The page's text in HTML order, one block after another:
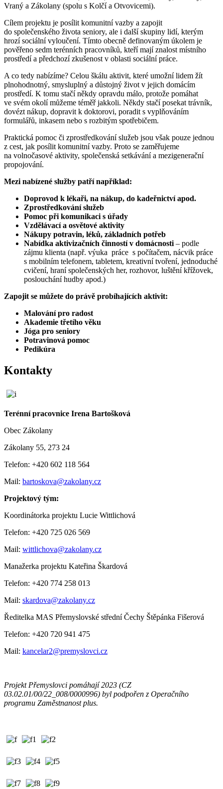
Vraný a Zákolany (spolu s Kolčí a Otvovicemi).
Cílem projektu je posílit komunitní vazby a zapojit
do společenského života seniory, ale i další skupiny lidí, kterým
hrozí sociální vyloučení. Tímto obecně definovaným úkolem je
pověřeno sedm terénních pracovníků, kteří mají znalost místního
prostředí a předchozí zkušenost v oblasti sociální práce.
A co tedy nabízíme? Celou škálu aktivit, které umožní lidem žít
plnohodnotný, smysluplný a důstojný život v jejich domácím
prostředí. K tomu stačí někdy opravdu málo, protože pomáhat
ve svém okolí můžeme téměř jakkoli. Někdy stačí posekat trávník,
dovézt nákup, dopravit k doktorovi, poradit s vyplňováním
formulářů, inkasem nebo s rozbitým spotřebičem.
Praktická pomoc či zprostředkování služeb jsou však pouze jednou
z cest, jak posílit komunitní vazby. Proto se zaměřujeme
na volnočasové aktivity, společenská setkávání a mezigenerační
propojování.
Mezi nabízené služby patří například:
Doprovod k lékaři, na nákup, do kadeřnictví apod.
Zprostředkování služeb
Pomoc při komunikaci s úřady
Vzdělávací a osvětové aktivity
Nákupy potravin, léků, základních potřeb
Nabídka aktivizačních činností v domácnosti – podle
zájmu klienta (např. výuka práce s počítačem, nácvik práce
s mobilním telefonem, tabletem, kreativní tvoření, jednoduché
cvičení, hraní společenských her, rozhovor, luštění křížovek,
poslouchání hudby apod.)
Zapojit se můžete do právě probíhajících aktivit:
Malování pro radost
Akademie třetího věku
Jóga pro seniory
Potravinová pomoc
Pedikúra
Kontakty
Terénní pracovnice Irena Bartošková
Obec Zákolany
Zákolany 55, 273 24
Telefon: +420 602 118 564
Mail: bartoskova@zakolany.cz
Projektový tým:
Koordinátorka projektu Lucie Wittlichová
Telefon: +420 725 026 569
Mail: wittlichova@zakolany.cz
Manažerka projektu Kateřina Škardová
Telefon: +420 774 258 013
Mail: skardova@zakolany.cz
Ředitelka MAS Přemyslovské střední Čechy Štěpánka Fišerová
Telefon: +420 720 941 475
Mail: kancelar2@premyslovci.cz
Projekt Přemyslovci pomáhají 2023 (CZ
03.02.01/00/22_008/0000996) byl podpořen z Operačního
programu Zaměstnanost plus.